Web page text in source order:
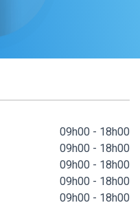
09h00 - 18h00
09h00 - 18h00
09h00 - 18h00
09h00 - 18h00
09h00 - 18h00